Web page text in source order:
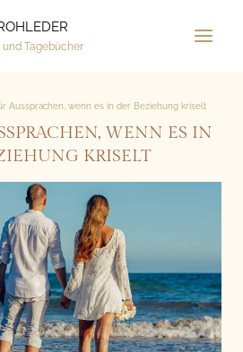
und Tagebücher
Aussprachen, wenn es in der Beziehung kriselt
WENN ES IN
KRISELT